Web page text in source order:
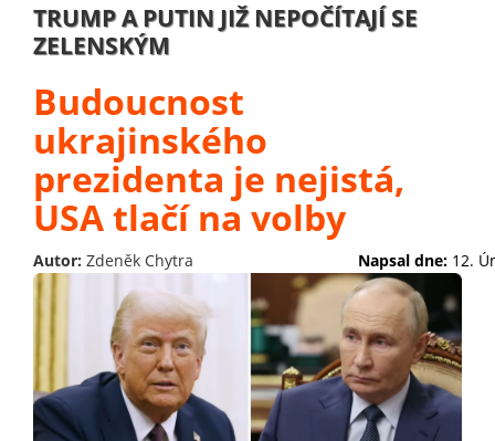
TRUMP A PUTIN JIŽ NEPOČÍTAJÍ SE
ZELENSKÝM
Budoucnost
ukrajinského
prezidenta je nejistá,
USA tlačí na volby
Autor: Zdeněk Chytra Napsal dne: 12.